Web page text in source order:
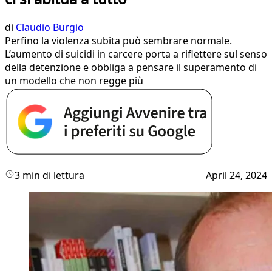
di Claudio Burgio
Perfino la violenza subita può sembrare normale.
L’aumento di suicidi in carcere porta a riflettere sul senso
della detenzione e obbliga a pensare il superamento di
un modello che non regge più
3 min di lettura April 24, 2024